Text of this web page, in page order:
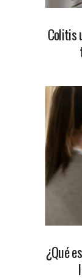
Colitis
¿Qué